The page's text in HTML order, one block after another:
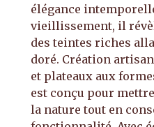
élégance
vieillissement, il
des teintes riches
doré. Création
et plateaux aux
est conçu pour
la nature tout en